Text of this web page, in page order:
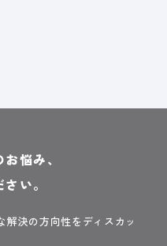
悩み、
い。
解決の方向性をディスカッ